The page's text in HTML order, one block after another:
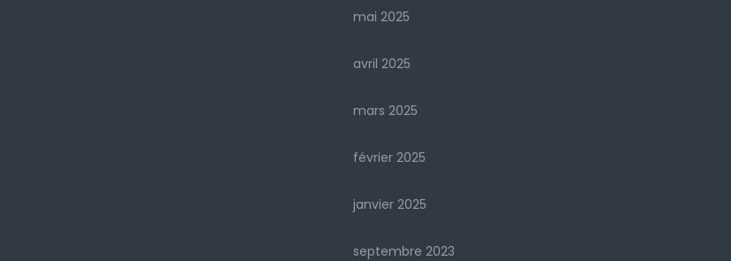
mai 2025
avril 2025
mars 2025
février 2025
janvier 2025
septembre 2023